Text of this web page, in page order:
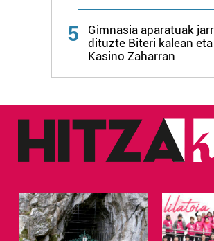
Webgune honek cookie propioak eta
fitxategiak erabiltzen ditu. Zure
zerbitzuak hobetzeko asmoz, cookie
baliatzen gara. Ohar hau onartuz gero,
erabiltzeko baimen esplizitua ematen
5
Gimnasia aparatuak
dituzte Biteri kalean eta
Kasino Zaharran